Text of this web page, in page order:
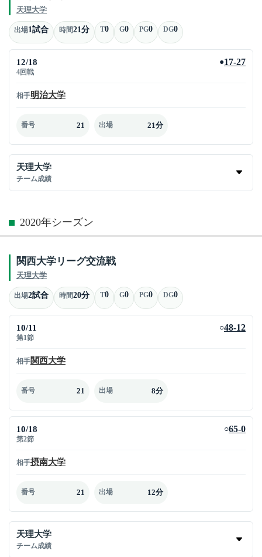
天理大学
出場1試合 時間21分 T0 G0 PG0 DG0
12/18
4回戦
●17-27
相手明治大学
番号 21 出場 21分
天理大学
チーム成績
2020年シーズン
関西大学リーグ交流戦
天理大学
出場2試合 時間20分 T0 G0 PG0 DG0
10/11
第1節
○48-12
相手関西大学
番号 21 出場 8分
10/18
第2節
○65-0
相手摂南大学
番号 21 出場 12分
天理大学
チーム成績